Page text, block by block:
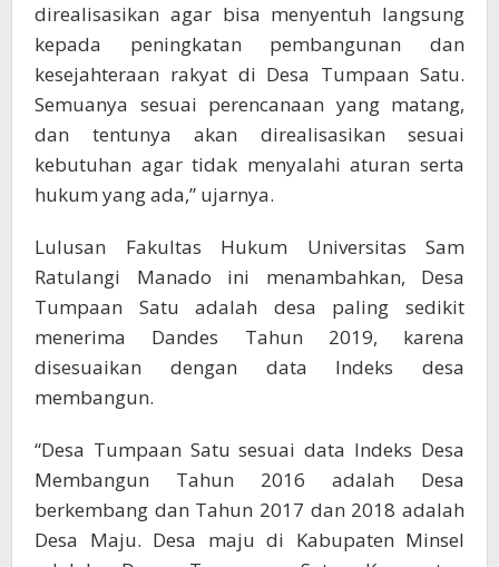
direalisasikan agar bisa menyentuh langsung
kepada peningkatan pembangunan dan
kesejahteraan rakyat di Desa Tumpaan Satu.
Semuanya sesuai perencanaan yang matang,
dan tentunya akan direalisasikan sesuai
kebutuhan agar tidak menyalahi aturan serta
hukum yang ada,” ujarnya.
Lulusan Fakultas Hukum Universitas Sam
Ratulangi Manado ini menambahkan, Desa
Tumpaan Satu adalah desa paling sedikit
menerima Dandes Tahun 2019, karena
disesuaikan dengan data Indeks desa
membangun.
“Desa Tumpaan Satu sesuai data Indeks Desa
Membangun Tahun 2016 adalah Desa
berkembang dan Tahun 2017 dan 2018 adalah
Desa Maju. Desa maju di Kabupaten Minsel